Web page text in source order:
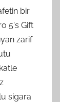
bir
5's Gift
zarif
sigara